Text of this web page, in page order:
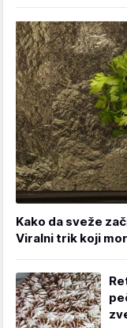
Kako da sveže
Viralni trik koji